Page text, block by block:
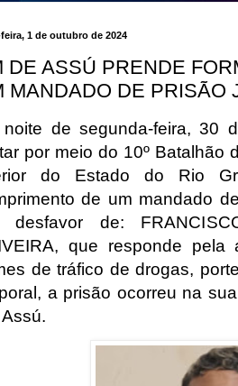
1 de outubro de 2024
DE ASSÚ PRENDE
MANDADO DE PRISÃO
noite de segunda-feira, 30
por meio do 10º Batalhão
do Estado do Rio
de um mandado
desfavor de:
que responde pela
de tráfico de drogas,
a prisão ocorreu na